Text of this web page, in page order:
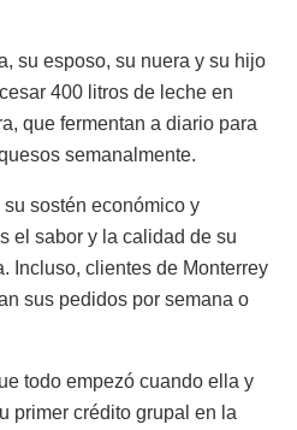
su esposo, su nuera y su hijo
400 litros de leche en
que fermentan a diario para
semanalmente.
sostén económico y
el sabor y la calidad de su
Incluso, clientes de Monterrey
sus pedidos por semana o
todo empezó cuando ella y
primer crédito grupal en la